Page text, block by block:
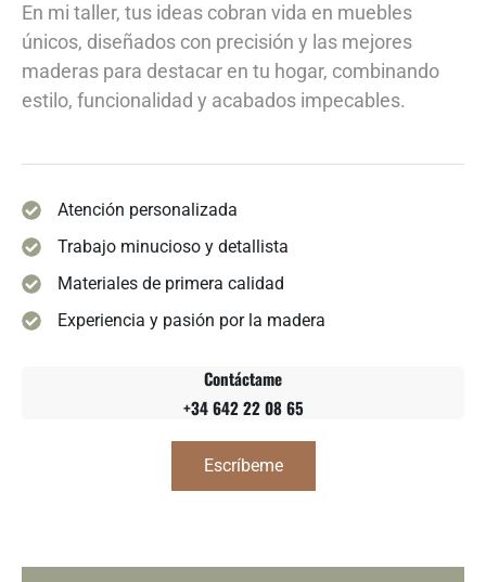
En mi taller, tus ideas cobran vida en muebles
únicos, diseñados con precisión y las mejores
maderas para destacar en tu hogar, combinando
estilo, funcionalidad y acabados impecables.
Atención personalizada
Trabajo minucioso y detallista
Materiales de primera calidad
Experiencia y pasión por la madera
Contáctame
+34 642 22 08 65
Escríbeme